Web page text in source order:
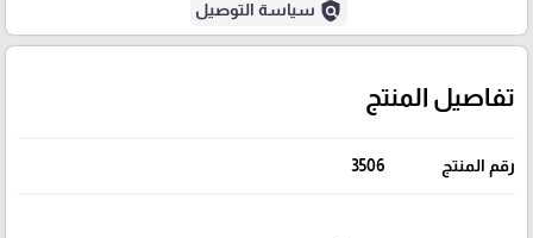
policy سياسة التوصيل
تفاصيل المنتج
رقم المنتج 3506